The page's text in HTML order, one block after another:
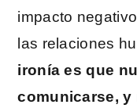
impacto
las relaciones
ironía es que
comunicarse, y